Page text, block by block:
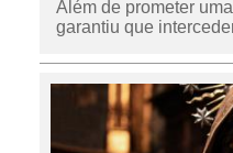
Além de prometer
garantiu que